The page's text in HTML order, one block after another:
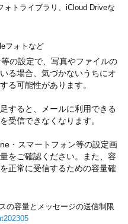
トライブラリ、iCloud Driveな
フォトなど
の設定で、写真やファイルの
る場合、気づかないうちにオ
る可能性があります。
すると、メールに利用できる
受信できなくなります。
・スマートフォン等の設定画
をご確認ください。また、容
正常に受信するための容量確
の容量とメッセージの送信制限